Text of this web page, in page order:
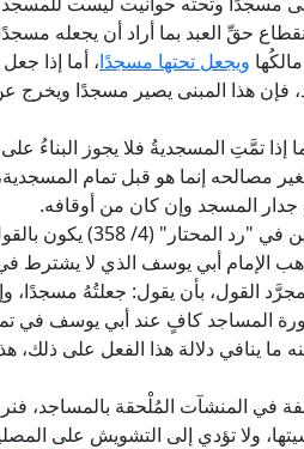
حقِّ العبد بما أراد أن يجعله
ويجعل تحتها مسجدًا، أما إذا
فإن هذا المبنى يصير مسجدًا ويخرج
إذا تمَّتِ المسجديةُ فلا يجوز البناءُ
مصالحه إنما هو قبل تمام
المسجد وإن كان من أوقافه.
هذا، وتمام المسجدية على ما قاله
الإمام أبي يوسف الذي لا يشترط
القول، بأن يقول: جعلتُهُ مسجدًا،
المساجد كافٍ عند أبي يوسف في
ما ينافي دلالة هذا الفعل على ذلك،
في المنشآت المُلْحقة بالمساجد،
ولا تؤدي إلى التشويش على